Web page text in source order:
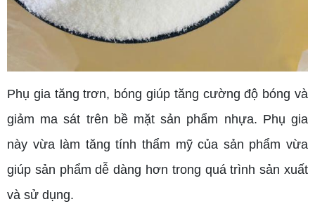
Phụ gia tăng trơn, bóng giúp tăng cường độ bóng và
giảm ma sát trên bề mặt sản phẩm nhựa. Phụ gia
này vừa làm tăng tính thẩm mỹ của sản phẩm vừa
giúp sản phẩm dễ dàng hơn trong quá trình sản xuất
và sử dụng.